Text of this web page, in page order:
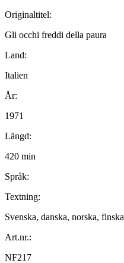
Originaltitel:
Gli occhi freddi della paura
Land:
Italien
År:
1971
Längd:
420 min
Språk:
Textning:
Svenska, danska, norska, finska
Art.nr.:
NF217